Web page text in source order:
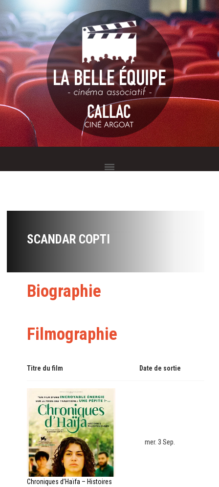
SCANDAR COPTI
Biographie
Filmographie
Titre du film Date de sortie
Chroniques d’Haïfa – Histoires
mer. 3 Sep.